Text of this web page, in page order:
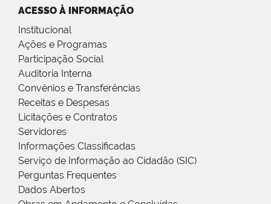
ACESSO À INFORMAÇÃO
Institucional
Ações e Programas
Participação Social
Auditoria Interna
Convênios e Transferências
Receitas e Despesas
Licitações e Contratos
Servidores
Informações Classificadas
Serviço de Informação ao Cidadão (SIC)
Perguntas Frequentes
Dados Abertos